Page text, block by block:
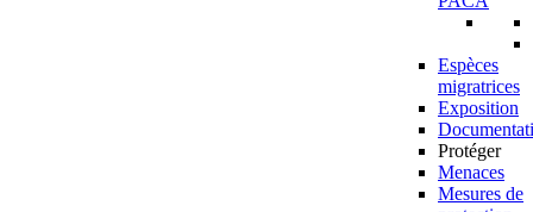
Espèces
migratrices
Exposition
Protéger
Menaces
Mesures de